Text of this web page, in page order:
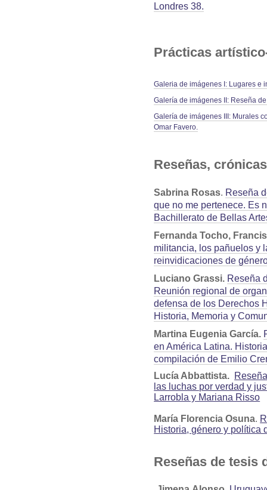
Londres 38.
Prácticas
Galeria de imágenes I: Lugares e
Galería de imágenes II: Reseña
Galería de imágenes III: Murales
Omar Favero.
Reseñas,
Sabrina Rosas. Reseña
que no me pertenece. Es
Bachillerato de Bellas
Fernanda Tocho,
militancia, los pañuelos y
reinvidicaciones de
Luciano Grassi. Reseña
Reunión regional de
defensa de los Derechos
Historia, Memoria y
Martina Eugenia García.
en América Latina.
compilación de Emilio
Lucía Abbattista.
las luchas por verdad y
Larrobla y Mariana Risso
María Florencia Osuna.
Historia, género y política
Reseñas de tesis